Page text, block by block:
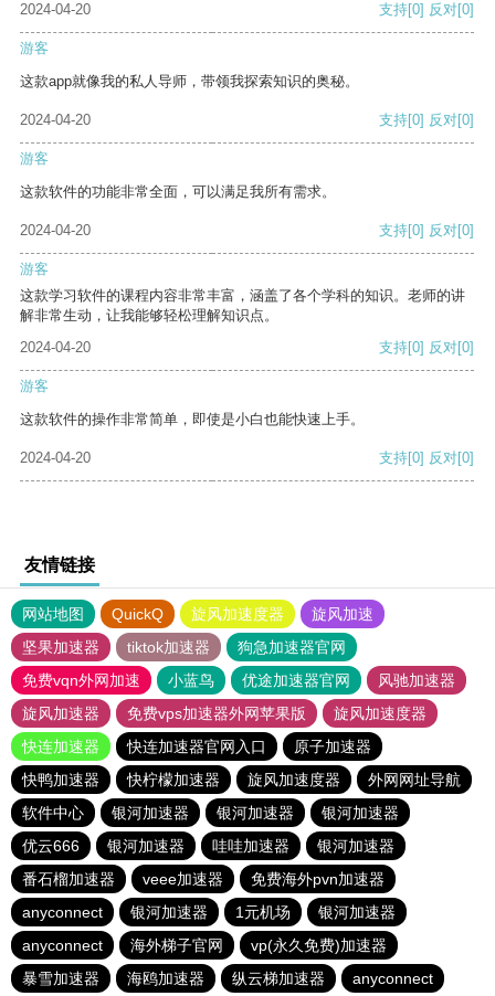
2024-04-20
支持[0] 反对[0]
游客
这款app就像我的私人导师，带领我探索知识的奥秘。
2024-04-20 支持[0] 反对[0]
游客
这款软件的功能非常全面，可以满足我所有需求。
2024-04-20 支持[0] 反对[0]
游客
这款学习软件的课程内容非常丰富，涵盖了各个学科的知识。老师的讲
解非常生动，让我能够轻松理解知识点。
2024-04-20
支持[0] 反对[0]
游客
这款软件的操作非常简单，即使是小白也能快速上手。
2024-04-20 支持[0] 反对[0]
友情链接
网站地图 QuickQ 旋风加速度器
旋风加速
坚果加速器
tiktok加速器
狗急加速器官网
免费vqn外网加速
小蓝鸟 优途加速器官网
风驰加速器
旋风加速器
免费vps加速器外网苹果版
旋风加速度器
快连加速器
快连加速器官网入口
原子加速器
快鸭加速器
快柠檬加速器 旋风加速度器
外网网址导航
软件中心
银河加速器 银河加速器
银河加速器
优云666
银河加速器 哇哇加速器
银河加速器
番石榴加速器
veee加速器
免费海外pvn加速器
anyconnect
银河加速器 1元机场
银河加速器
anyconnect
海外梯子官网
vp(永久免费)加速器
暴雪加速器
海鸥加速器 纵云梯加速器 anyconnect